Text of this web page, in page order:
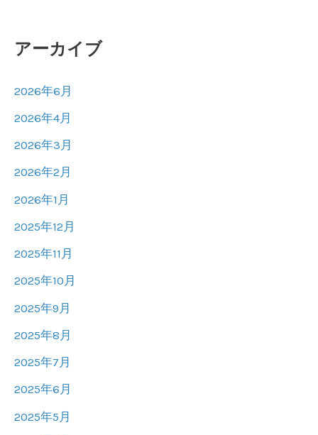
アーカイブ
2026年6月
2026年4月
2026年3月
2026年2月
2026年1月
2025年12月
2025年11月
2025年10月
2025年9月
2025年8月
2025年7月
2025年6月
2025年5月